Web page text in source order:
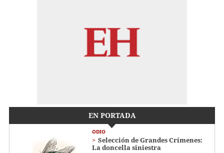
EN PORTADA
ODIO
Selección de Grandes Crímenes:
La doncella siniestra